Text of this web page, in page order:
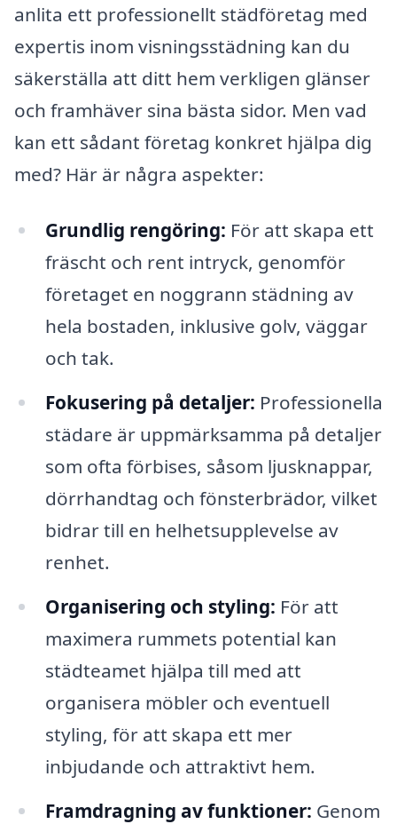
anlita ett professionellt städföretag med
expertis inom visningsstädning kan du
säkerställa att ditt hem verkligen glänser
och framhäver sina bästa sidor. Men vad
kan ett sådant företag konkret hjälpa dig
med? Här är några aspekter:
Grundlig rengöring: För att skapa ett
fräscht och rent intryck, genomför
företaget en noggrann städning av
hela bostaden, inklusive golv, väggar
och tak.
Fokusering på detaljer: Professionella
städare är uppmärksamma på detaljer
som ofta förbises, såsom ljusknappar,
dörrhandtag och fönsterbrädor, vilket
bidrar till en helhetsupplevelse av
renhet.
Organisering och styling: För att
maximera rummets potential kan
städteamet hjälpa till med att
organisera möbler och eventuell
styling, för att skapa ett mer
inbjudande och attraktivt hem.
Framdragning av funktioner: Genom